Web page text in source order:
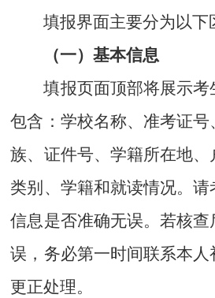
填报界面主要分为以下
（一）基本信息
填报页面顶部将展示
包含：学校名称、准考证
族、证件号、学籍所在地
类别、学籍和就读情况。
信息是否准确无误。若核
误，务必第一时间联系本
更正处理。